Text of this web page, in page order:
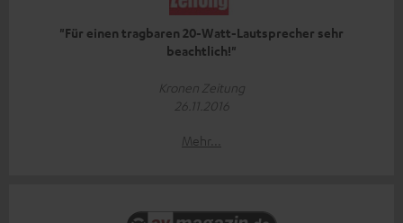
"Für einen tragbaren 20-Watt-Lautsprecher sehr
beachtlich!"
Kronen Zeitung
26.11.2016
Mehr...